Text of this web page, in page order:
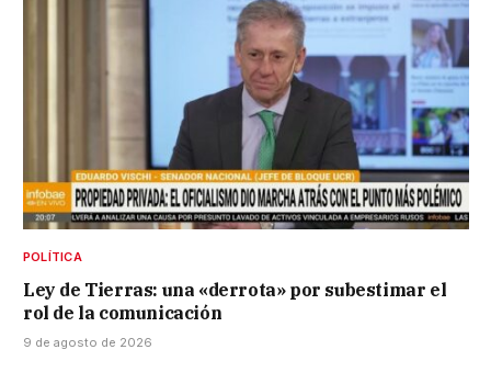
POLÍTICA
Ley de Tierras: una «derrota» por subestimar el
rol de la comunicación
9 de agosto de 2026